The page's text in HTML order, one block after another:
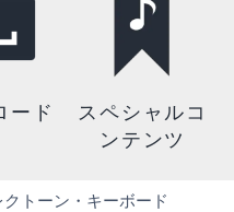
ード
スペシャルコ
ンテンツ
クトーン・キーボード